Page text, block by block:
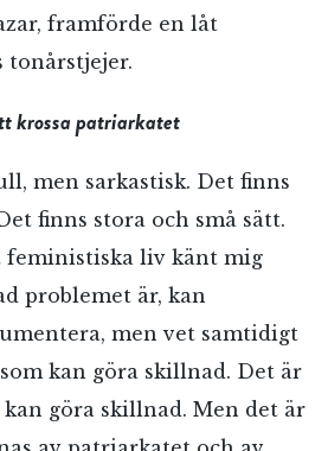
framförde en låt
tonårstjejer.
krossa patriarkatet
men sarkastisk. Det finns
finns stora och små sätt.
feministiska liv känt mig
problemet är, kan
men vet samtidigt
kan göra skillnad. Det är
göra skillnad. Men det är